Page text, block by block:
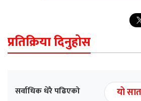
प्रतिक्रिया दिनुहोस
सर्वाधिक धेरै पढिएको
यो